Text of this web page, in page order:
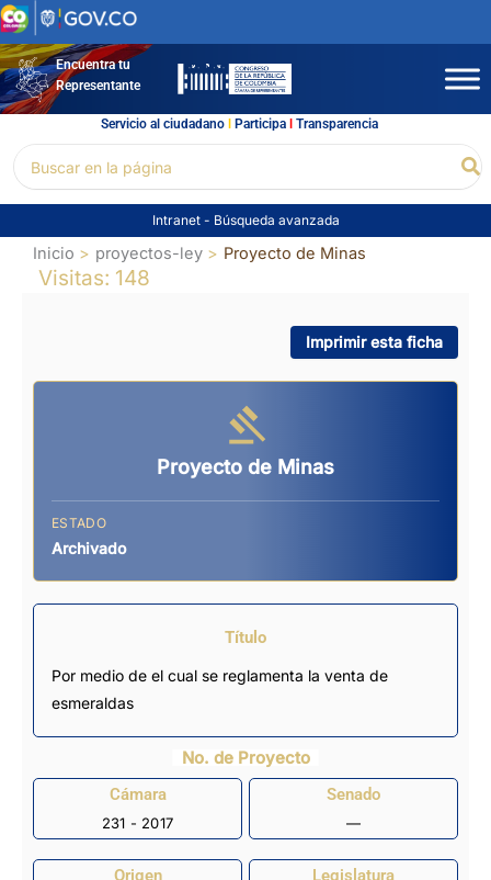
Ir
al
contenidoEncuentra tu
Representante
Servicio al ciudadano l Participal Transparencia
por:
Intranet - Búsqueda avanzada
Inicio proyectos-ley Proyecto de Minas
Visitas: 148
Imprimir esta ficha
Proyecto de Minas
ESTADO
Archivado
Título
Por medio de el cual se reglamenta la venta de
esmeraldas
No. de Proyecto
Cámara
231 - 2017
Senado
—
Origen Legislatura